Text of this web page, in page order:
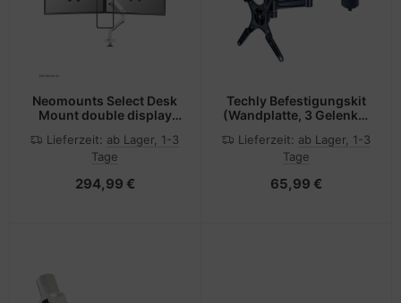
Neomounts Select Desk
Mount double display
Lieferzeit: ab Lager, 1-3
Tage
294,99 €
Techly Befestigungskit
(Wandplatte, 3 Gelenke,
für Flachbildschirm -
Aluminium - Schwarz -
cm (13"-37")
Lieferzeit: ab Lager, 1-3
Tage
65,99 €